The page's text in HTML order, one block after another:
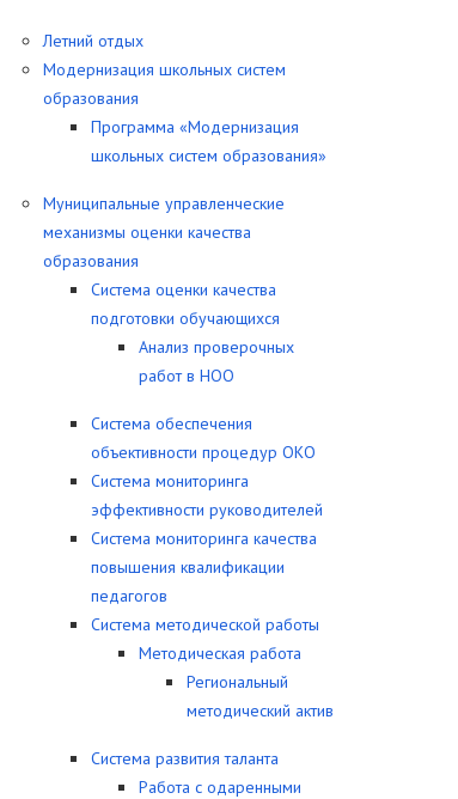
Летний отдых
Модернизация школьных систем
образования
Программа «Модернизация
школьных систем образования»
Муниципальные управленческие
механизмы оценки качества
образования
Система оценки качества
подготовки обучающихся
Анализ проверочных
работ в НОО
Система обеспечения
объективности процедур ОКО
Система мониторинга
эффективности руководителей
Система мониторинга качества
повышения квалификации
педагогов
Система методической работы
Методическая работа
Региональный
методический актив
Система развития таланта
Работа с одаренными